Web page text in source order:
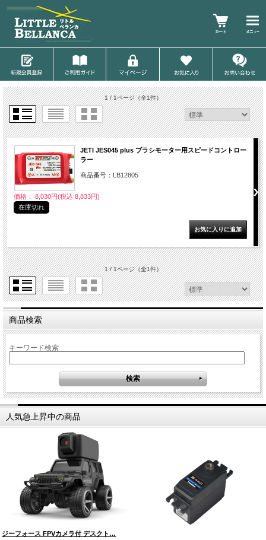
1 / 1ページ（全1件）
JETI JES045 plus ブラシモーター用スピードコントロー
ラー
商品番号：LB12805
価格： 8,030円(税込 8,833円)
在庫切れ
1 / 1ページ（全1件）
商品検索
キーワード検索
人気急上昇中の商品
ジーフォース FPVカメラ付 デスクト…